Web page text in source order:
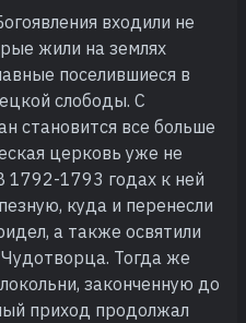
входили не
жили на землях
поселившиеся в
слободы. С
становится все больше
церковь уже не
1792-1793 годах к ней
куда и перенесли
а также освятили
Тогда же
законченную до
приход продолжал